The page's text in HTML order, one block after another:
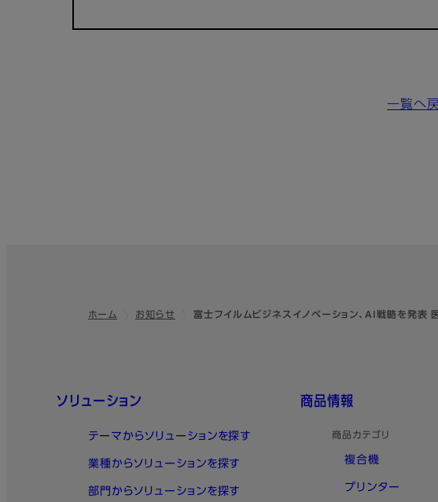
一覧へ
ホーム お知らせ 富士フイルムビジネスイノベーション、AI戦略を発
クイックリンク
ソリューション
テーマからソリューションを探す
業種からソリューションを探す
部門からソリューションを探す
商品情報
商品カテゴリ
複合機
プリンター